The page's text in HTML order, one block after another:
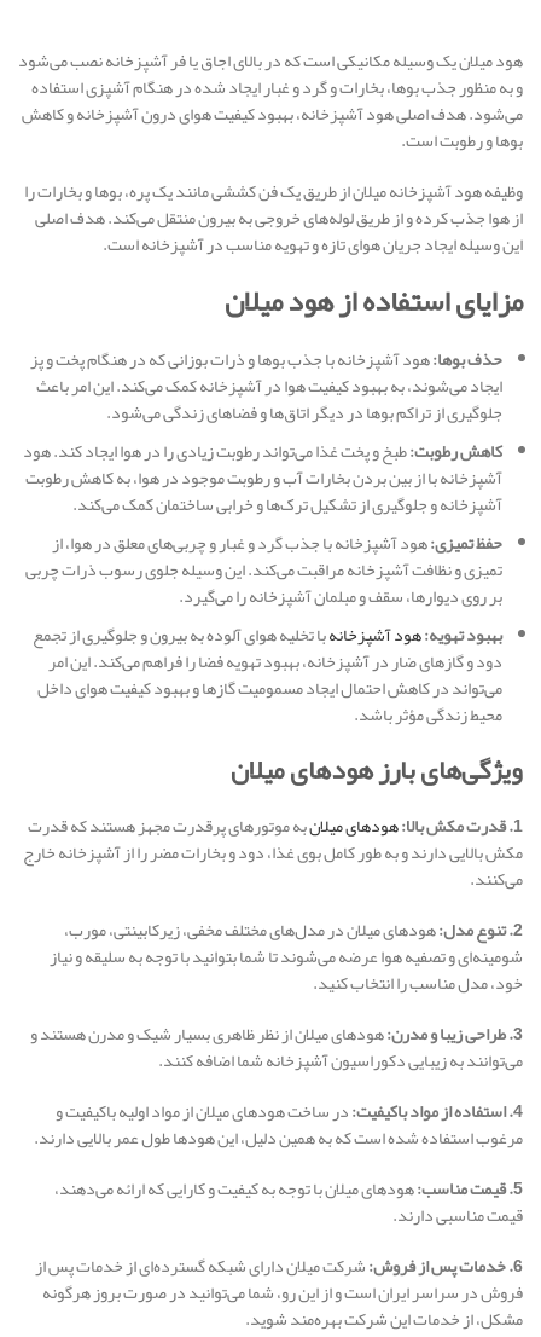
هود میلان یک وسیله مکانیکی است که در بالای اجاق یا فر آشپزخانه نصب می‌شود
و به منظور جذب بوها، بخارات و گرد و غبار ایجاد شده در هنگام آشپزی استفاده
می‌شود. هدف اصلی هود آشپزخانه، بهبود کیفیت هوای درون آشپزخانه و کاهش
بوها و رطوبت است.
وظیفه هود آشپزخانه میلان از طریق یک فن کششی مانند یک پره، بوها و بخارات را
از هوا جذب کرده و از طریق لوله‌های خروجی به بیرون منتقل می‌کند. هدف اصلی
این وسیله ایجاد جریان هوای تازه و تهویه مناسب در آشپزخانه است.
مزایای استفاده از هود میلان
حذف بوها:هود آشپزخانه با جذب بوها و ذرات بوزا‌نی که در هنگام پخت و پز
ایجاد می‌شوند، به بهبود کیفیت هوا در آشپزخانه کمک می‌کند. این امر باعث
جلوگیری از تراکم بوها در دیگر اتاق‌ها و فضاهای زندگی می‌شود.
کاهش رطوبت:طبخ و پخت غذا می‌تواند رطوبت زیادی را در هوا ایجاد کند. هود
آشپزخانه با از بین بردن بخارات آب و رطوبت موجود در هوا، به کاهش رطوبت
آشپزخانه و جلوگیری از تشکیل ترک‌ها و خرابی ساختمان کمک می‌کند.
حفظ تمیزی:هود آشپزخانه با جذب گرد و غبار و چربی‌های معلق در هوا، از
تمیزی و نظافت آشپزخانه مراقبت می‌کند. این وسیله جلوی رسوب ذرات چربی
بر روی دیوارها، سقف و مبلمان آشپزخانه را می‌گیرد.
بهبود تهویه:هود آشپزخانهبا تخلیه هوای آلوده به بیرون و جلوگیری از تجمع
دود و گازهای ضار در آشپزخانه، بهبود تهویه فضا را فراهم می‌کند. این امر
می‌تواند در کاهش احتمال ایجاد مسمومیت گازها و بهبود کیفیت هوای داخل
محیط زندگی مؤثر باشد.
ویژگی‌های بارز هودهای میلان
1. قدرت مکش بالا: هودهای میلانبه موتورهای پرقدرت مجهز هستند که قدرت
مکش بالایی دارند و به طور کامل بوی غذا، دود و بخارات مضر را از آشپزخانه خارج
می‌کنند.
2. تنوع مدل:
هودهای میلان در مدل‌های مختلف مخفی، زیرکابینتی، مورب،
شومینه‌ای و تصفیه هوا عرضه می‌شوند تا شما بتوانید با توجه به سلیقه و نیاز
خود، مدل مناسب را انتخاب کنید.
3. طراحی زیبا و مدرن:
هودهای میلان از نظر ظاهری بسیار شیک و مدرن هستند و
می‌توانند به زیبایی دکوراسیون آشپزخانه شما اضافه کنند.
4. استفاده از مواد باکیفیت:
در ساخت هودهای میلان از مواد اولیه باکیفیت و
مرغوب استفاده شده است که به همین دلیل، این هودها طول عمر بالایی دارند.
5. قیمت مناسب:
هودهای میلان با توجه به کیفیت و کارایی که ارائه می‌دهند،
قیمت مناسبی دارند.
6. خدمات پس از فروش:
شرکت میلان دارای شبکه گسترده‌ای از خدمات پس از
فروش در سراسر ایران است و از این رو، شما می‌توانید در صورت بروز هرگونه
مشکل، از خدمات این شرکت بهره‌مند شوید.